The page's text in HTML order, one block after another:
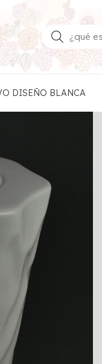
Buscar
DISEÑO BLANCA